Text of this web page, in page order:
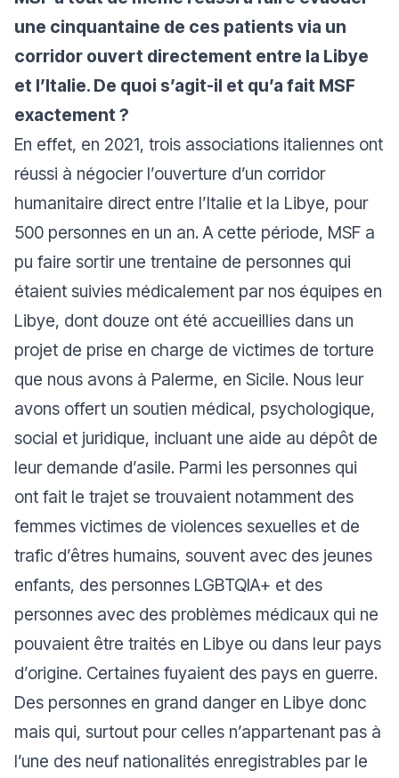
une cinquantaine de ces patients via un
corridor ouvert directement entre la Libye
et l’Italie. De quoi s’agit-il et qu’a fait MSF
exactement ?
En effet, en 2021, trois associations italiennes ont
réussi à négocier l’ouverture d’un corridor
humanitaire direct entre l’Italie et la Libye, pour
500 personnes en un an. A cette période, MSF a
pu faire sortir une trentaine de personnes qui
étaient suivies médicalement par nos équipes en
Libye, dont douze ont été accueillies dans un
projet de prise en charge de victimes de torture
que nous avons à Palerme, en Sicile. Nous leur
avons offert un soutien médical, psychologique,
social et juridique, incluant une aide au dépôt de
leur demande d’asile. Parmi les personnes qui
ont fait le trajet se trouvaient notamment des
femmes victimes de violences sexuelles et de
trafic d’êtres humains, souvent avec des jeunes
enfants, des personnes LGBTQIA+ et des
personnes avec des problèmes médicaux qui ne
pouvaient être traités en Libye ou dans leur pays
d’origine. Certaines fuyaient des pays en guerre.
Des personnes en grand danger en Libye donc
mais qui, surtout pour celles n’appartenant pas à
l’une des neuf nationalités enregistrables par le